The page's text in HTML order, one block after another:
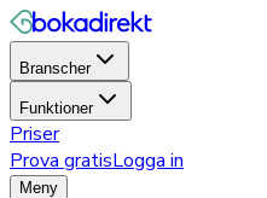
Branscher
Funktioner
Priser
Prova gratisLogga in
Meny